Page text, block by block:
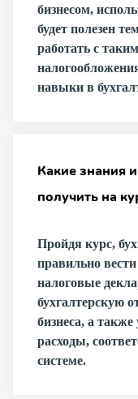
бизнесом,
будет полезен
работать с
навыки в
Какие знания
получить на
Пройдя курс,
правильно
налоговые
бухгалтерскую
бизнеса, а
расходы,
системе.